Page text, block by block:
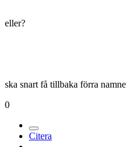
eller?
ska snart få tillbaka förra
0
Citera